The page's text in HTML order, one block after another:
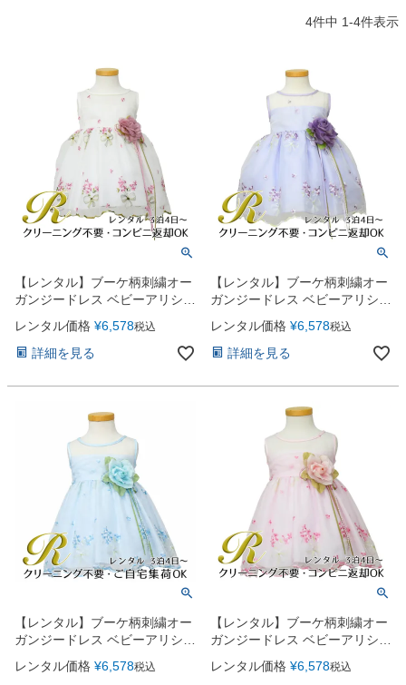
アウター レディース
販売
コスチューム アウター
ジュエリー 音楽雑貨
Graduation & Entrance
卒業式・入学式
Shichi-Go-San
七五三
予約・配送・返却・料金
4ステップで簡単
あんしんパック
汚れ・キズ・破損の補償
Buy & Supportご購入・サポート
07 販売・共通のご案内
品質・返品・お手入れ
08 送料・お支払い
Tsukuba Boutique
茨城県土浦市大町14-16-1F
10:00–18:00（完全予約制）
定休
店舗を予約する →
Photography
写真スタジオ APS
Angel's Photo Studio
七五三・発表会・記念撮影
Web または お電話
特典 ヘアメイク・着付け
スタジオを予約 →
4件中 1-4件表示
【レンタル】ブーケ柄刺繍オー
ガンジードレス ベビーアリシア
（KD309）オフホワイト
レンタル価格 ¥6,578税込
詳細を見る
【レンタル】ブーケ柄刺繍オー
ガンジードレス ベビーアリシア
（KD309）ライラック
レンタル価格 ¥6,578税込
詳細を見る
【レンタル】ブーケ柄刺繍オー
ガンジードレス ベビーアリシア
（KD309）ブルー
レンタル価格 ¥6,578税込
【レンタル】ブーケ柄刺繍オー
ガンジードレス ベビーアリシア
（KD309）ピンク
レンタル価格 ¥6,578税込